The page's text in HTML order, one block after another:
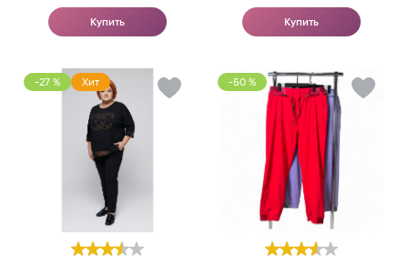
Купить Купить
-27 % Хит -50 %